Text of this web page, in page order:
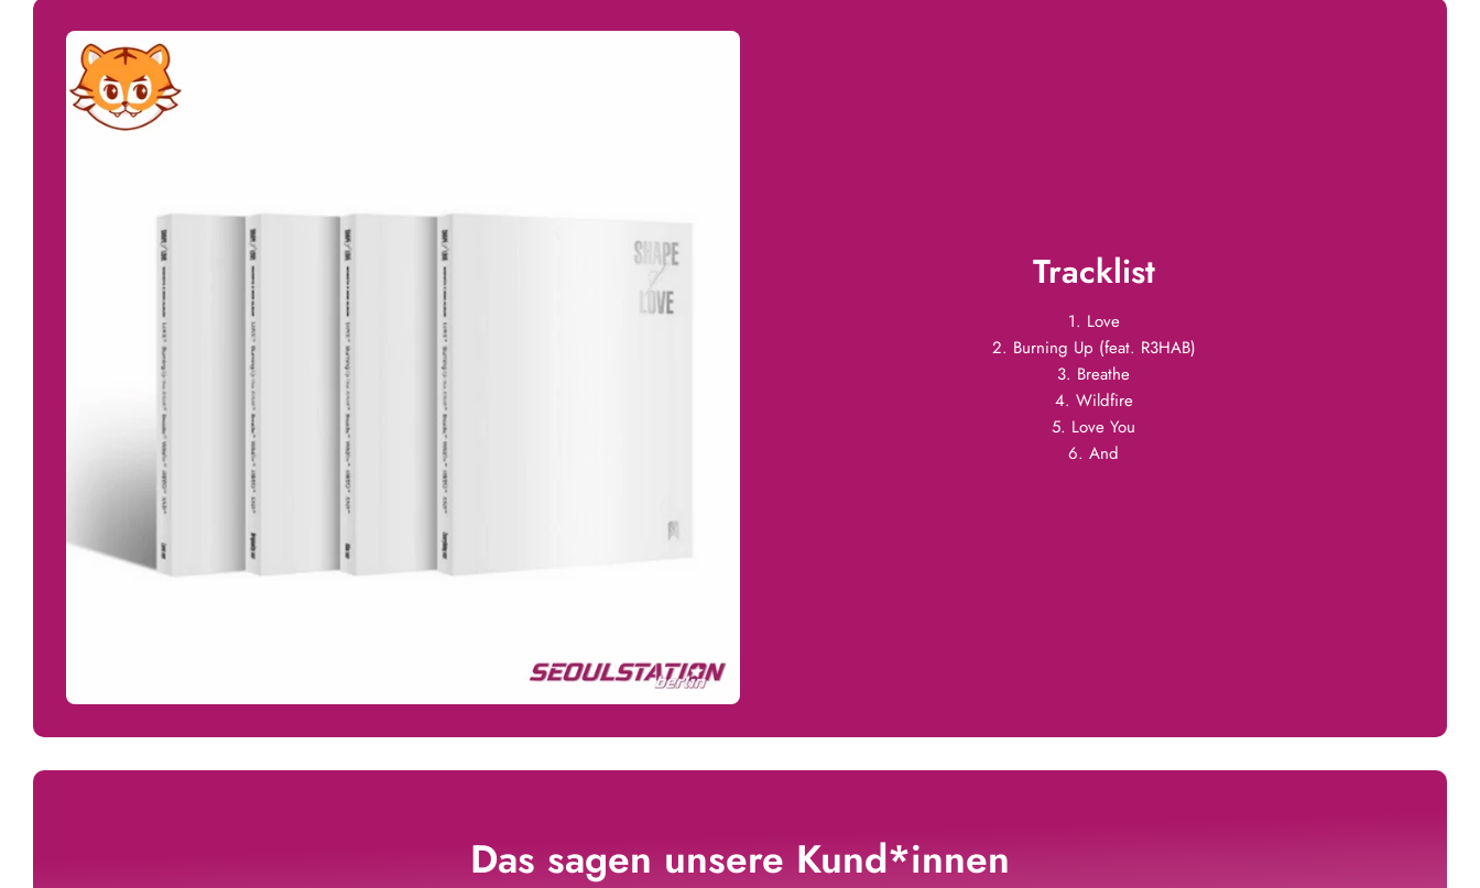
Tracklist
1. Love
2. Burning Up (feat. R3HAB)
3. Breathe
4. Wildfire
5. Love You
6. And
Das sagen unsere Kund*innen